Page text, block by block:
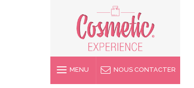
MENU NOUS CONTACTER